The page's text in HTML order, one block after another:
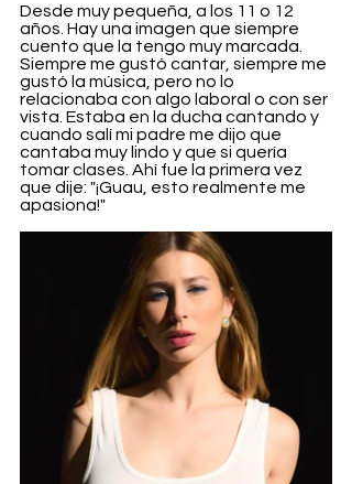
Desde muy pequeña, a los 11 o 12
años. Hay una imagen que siempre
cuento que la tengo muy marcada.
Siempre me gustó cantar, siempre me
gustó la música, pero no lo
relacionaba con algo laboral o con ser
vista. Estaba en la ducha cantando y
cuando salí mi padre me dijo que
cantaba muy lindo y que si quería
tomar clases. Ahí fue la primera vez
que dije: "¡Guau, esto realmente me
apasiona!"